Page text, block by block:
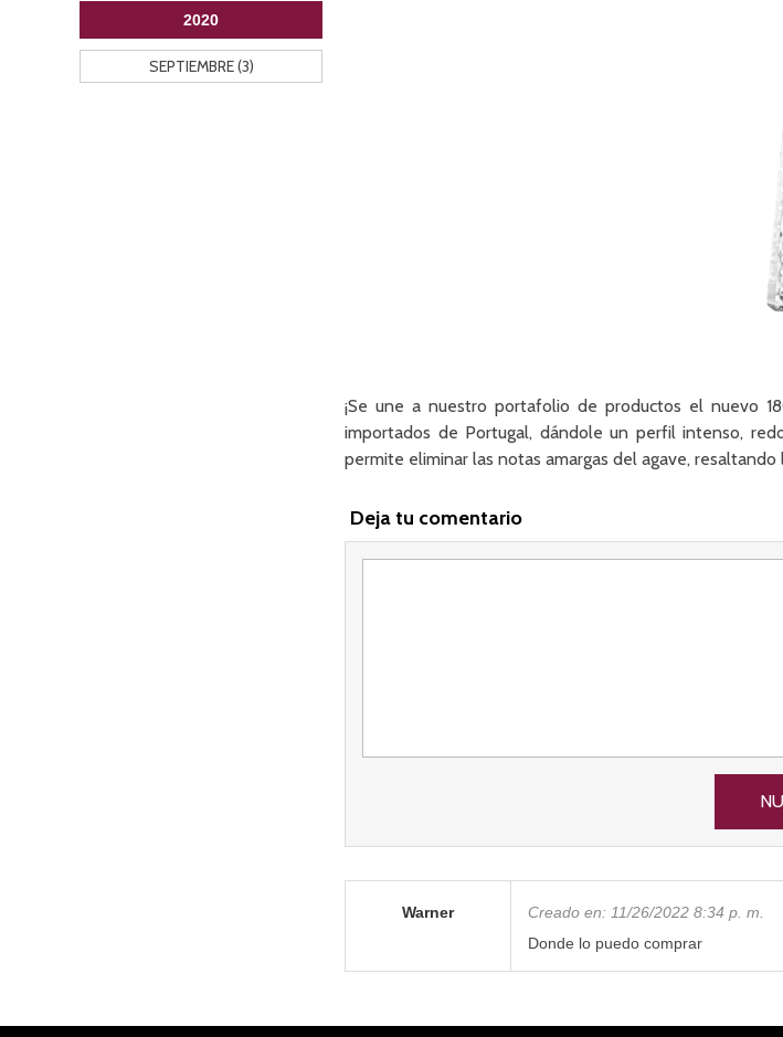
¡Se une a nuestro portafolio de productos el nuevo
importados de Portugal, dándole un perfil intenso,
permite eliminar las notas amargas del agave,
Deja tu comentario
Warner Creado en: 11/26/2022 8:34 p. m.
Donde lo puedo comprar
2020
SEPTIEMBRE (3)